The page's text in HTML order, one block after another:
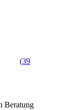
(39
Beratung